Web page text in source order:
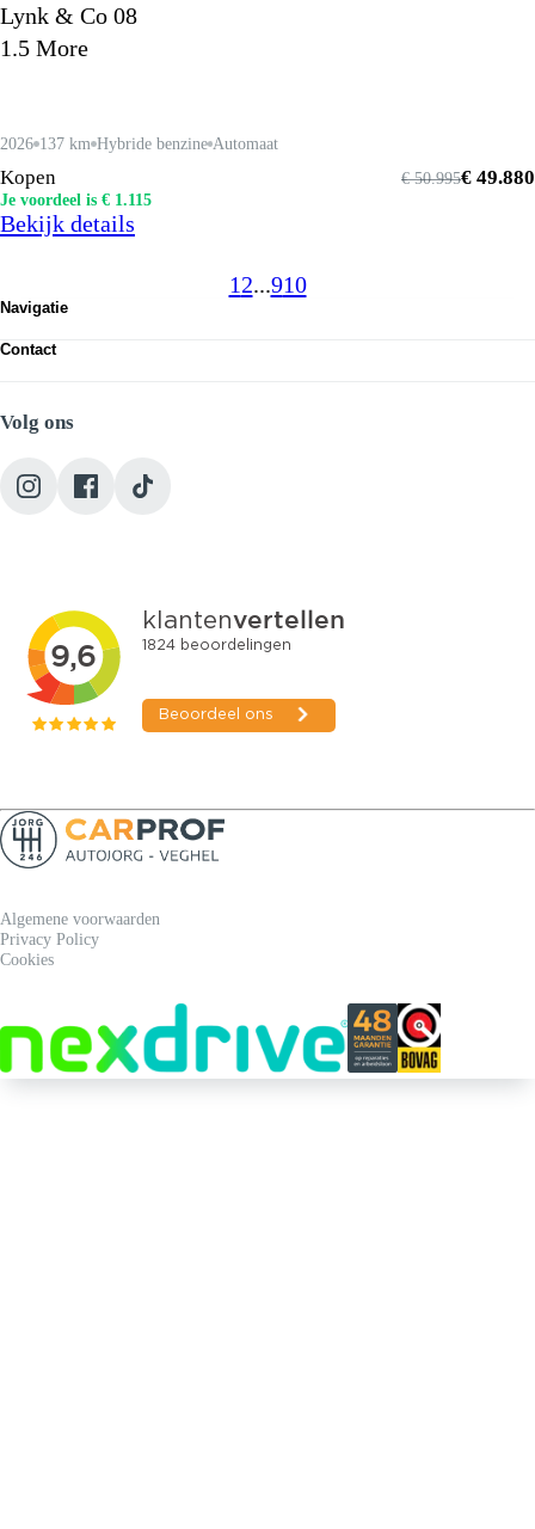
Lynk & Co 08
1.5 More
2026 137 km Hybride benzine Automaat
Kopen € 49.880
€ 50.995
Je voordeel is € 1.115
Bekijk details
12...910
Navigatie
Werkplaats
Vacatures
Contact
+31 (0) 413 317752
Volg ons
Algemene voorwaarden
Privacy Policy
Cookies